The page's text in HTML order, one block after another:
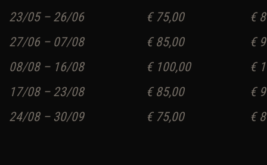
23/05 – 26/06
€ 75,00
€
27/06 – 07/08
€ 85,00
€
08/08 – 16/08
€ 100,00
€
17/08 – 23/08
€ 85,00
€
24/08 – 30/09
€ 75,00 €